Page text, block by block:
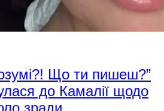
Що ти пишеш?”
до Камалії щодо